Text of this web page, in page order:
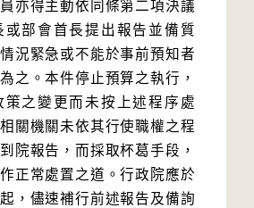
亦得主動依同條第二項決議
或部會首長提出報告並備質
況緊急或不能於事前預知者
之。本件停止預算之執行，
策之變更而未按上述程序處
關機關未依其行使職權之程
院報告，而採取杯葛手段，
正常處置之道。行政院應於
，儘速補行前述報告及備詢